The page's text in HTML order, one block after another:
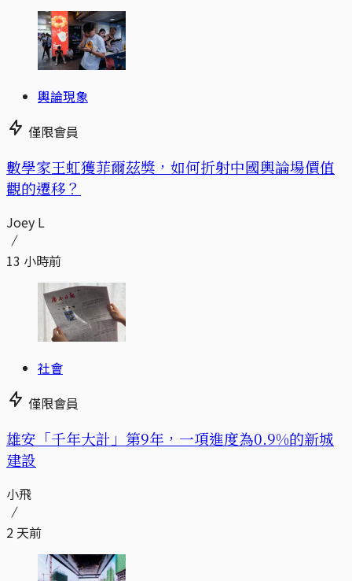
輿論現象
僅限會員
數學家王虹獲菲爾茲獎，如何折射中國輿論場價值
觀的遷移？
Joey L
13 小時前
社會
僅限會員
​​雄安「千年大計」第9年，一項進度為0.9%的新城
建設
小飛
2 天前